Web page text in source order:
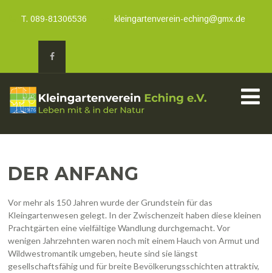
T. 089-81306536 kleingartenverein-eching@gmx.de
DER ANFANG
Vor mehr als 150 Jahren wurde der Grundstein für das
Kleingartenwesen gelegt. In der Zwischenzeit haben diese kleinen
Prachtgärten eine vielfältige Wandlung durchgemacht. Vor
wenigen Jahrzehnten waren noch mit einem Hauch von Armut und
Wildwestromantik umgeben, heute sind sie längst
gesellschaftsfähig und für breite Bevölkerungsschichten attraktiv,